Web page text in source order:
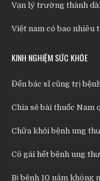
Vạn lý trường thành
Việt nam có bao nhiêu
KINH NGHIỆM SỨC KHỎE
Đến bác sĩ cũng trị
Chia sẻ bài thuốc Nam
Chữa khỏi bệnh ung
Cô gái hết bệnh ung
Bị bệnh 10 năm không